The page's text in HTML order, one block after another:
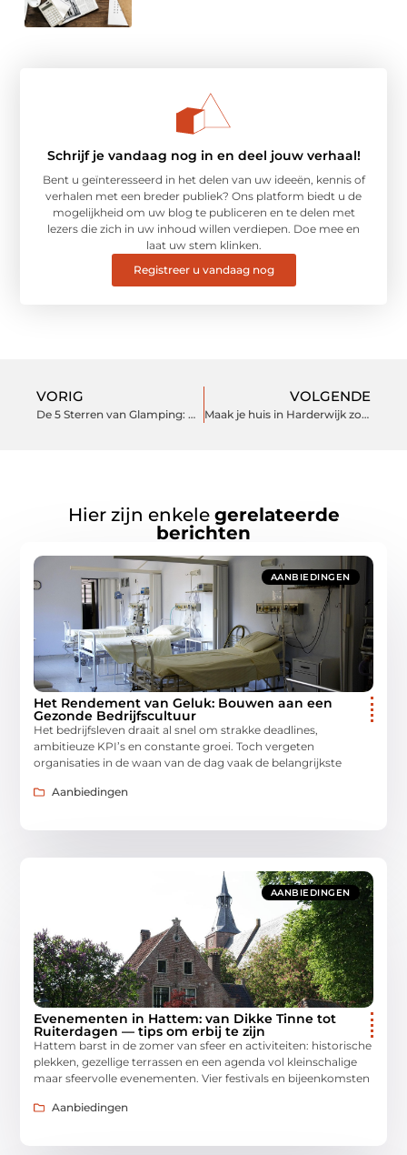
Schrijf je vandaag nog in en deel jouw verhaal!
Bent u geïnteresseerd in het delen van uw ideeën, kennis of
verhalen met een breder publiek? Ons platform biedt u de
mogelijkheid om uw blog te publiceren en te delen met
lezers die zich in uw inhoud willen verdiepen. Doe mee en
laat uw stem klinken.
Registreer u vandaag nog
VORIG
De 5 Sterren van Glamping: Ontdek Nederland's Luxe Kampeerervaringen
VOLGENDE
Maak je huis in Harderwijk zomerklaar met de juiste zonwering
Hier zijn enkele gerelateerde
berichten
AANBIEDINGEN
Het Rendement van Geluk: Bouwen aan een
Gezonde Bedrijfscultuur
Het bedrijfsleven draait al snel om strakke deadlines,
ambitieuze KPI’s en constante groei. Toch vergeten
organisaties in de waan van de dag vaak de belangrijkste
Aanbiedingen
AANBIEDINGEN
Evenementen in Hattem: van Dikke Tinne tot
Ruiterdagen — tips om erbij te zijn
Hattem barst in de zomer van sfeer en activiteiten: historische
plekken, gezellige terrassen en een agenda vol kleinschalige
maar sfeervolle evenementen. Vier festivals en bijeenkomsten
Aanbiedingen